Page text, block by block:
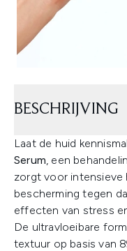
BESCHRIJVING
Laat de huid
Serum, een
zorgt voor intensieve
bescherming tegen
effecten van stress
De ultravloeibare
textuur op basis van